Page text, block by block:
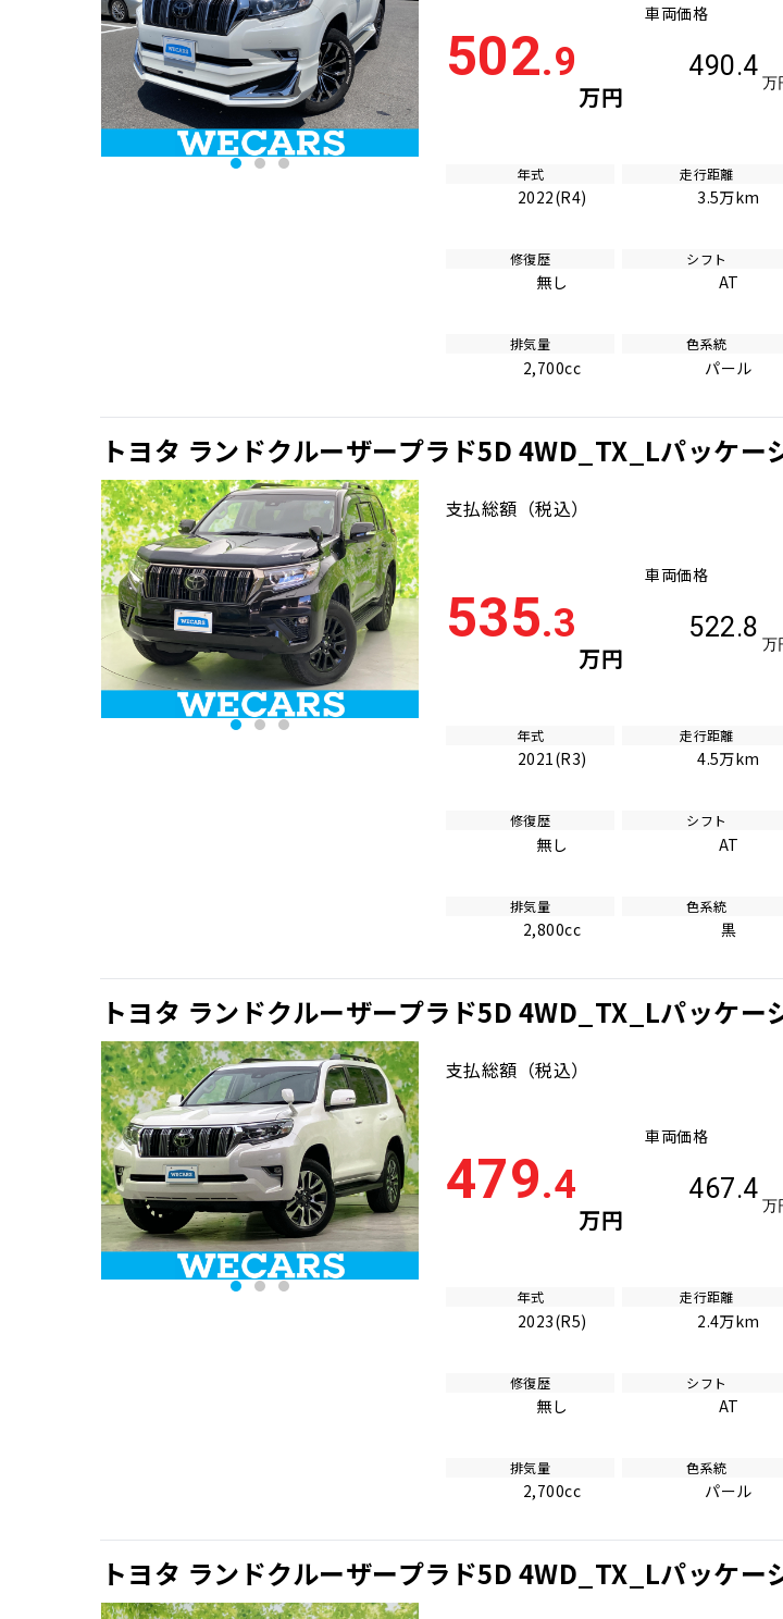
502.9
万円
車両価格
490.4
万
年式
2022(R4)
走行距離
3.5万km
修復歴
無し
シフト
AT
排気量
2,700cc
色系統
パール
トヨタ ランドクルーザープラド5D 4WD_TX_Lパッケー
支払総額 （税込）
535.3
万円
車両価格
522.8
万
年式
2021(R3)
走行距離
4.5万km
修復歴
無し
シフト
AT
排気量
2,800cc
色系統
黒
トヨタ ランドクルーザープラド5D 4WD_TX_Lパッケー
支払総額 （税込）
479.4
万円
車両価格
467.4
万
年式
2023(R5)
走行距離
2.4万km
修復歴
無し
シフト
AT
排気量
2,700cc
色系統
パール
トヨタ ランドクルーザープラド5D 4WD_TX_Lパッケ